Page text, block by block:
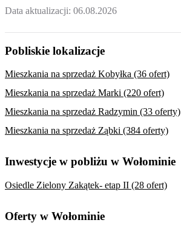
Data aktualizacji: 06.08.2026
Pobliskie lokalizacje
Mieszkania na sprzedaż Kobyłka (36 ofert)
Mieszkania na sprzedaż Marki (220 ofert)
Mieszkania na sprzedaż Radzymin (33 oferty)
Mieszkania na sprzedaż Ząbki (384 oferty)
Inwestycje w pobliżu w Wołominie
Osiedle Zielony Zakątek- etap II (28 ofert)
Oferty w Wołominie